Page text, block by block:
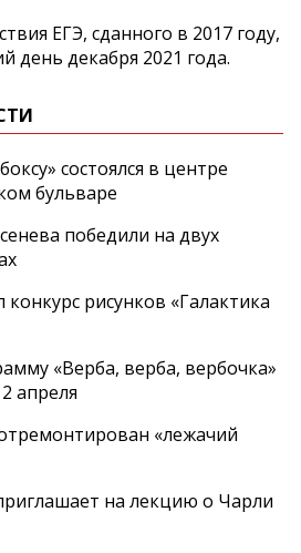
ЕГЭ, сданного в 2017 году,
день декабря 2021 года.
состоялся в центре
бульваре
победили на двух
конкурс рисунков «Галактика
«Верба, верба, вербочка»
апреля
«лежачий
на лекцию о Чарли